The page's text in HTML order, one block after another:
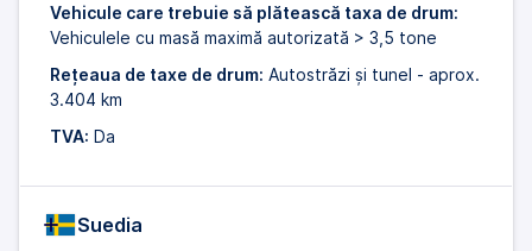
Vehicule care trebuie să plătească taxa de drum:
Vehiculele cu masă maximă autorizată > 3,5 tone
Rețeaua de taxe de drum: Autostrăzi și tunel - aprox.
3.404 km
TVA: Da
Suedia